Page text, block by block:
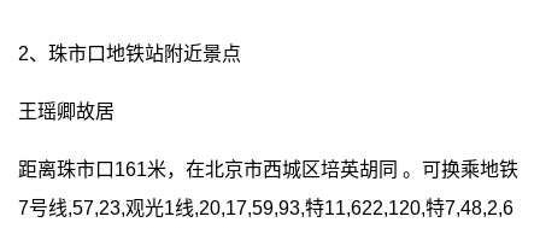
2、珠市口地铁站附近景点
王瑶卿故居
距离珠市口161米，在北京市西城区培英胡同 。可换乘地铁
7号线,57,23,观光1线,20,17,59,93,特11,622,120,特7,48,2,6